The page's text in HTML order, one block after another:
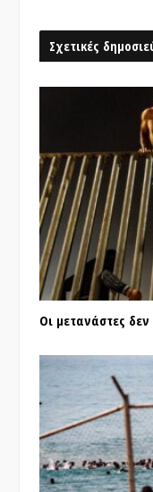
Σχετικές
Οι μετανάστες δεν